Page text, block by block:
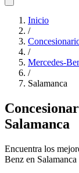
Inicio
/
/
Mercedes-
/
Salamanca
Salamanca
Encuentra los
Benz en Salamanca